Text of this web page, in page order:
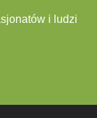
i ludzi